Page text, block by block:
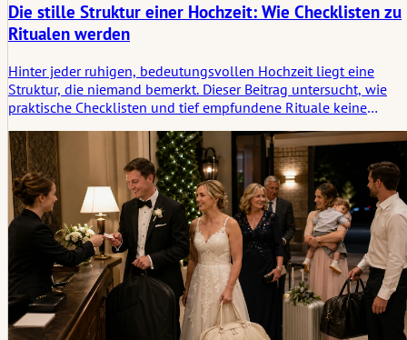
Die stille Struktur einer Hochzeit: Wie Checklisten zu
Ritualen werden
Hinter jeder ruhigen, bedeutungsvollen Hochzeit liegt eine
Struktur, die niemand bemerkt. Dieser Beitrag untersucht, wie
praktische Checklisten und tief empfundene Rituale keine
Zeremonie, die sich geerdet, bewusst und echt anfühlt.